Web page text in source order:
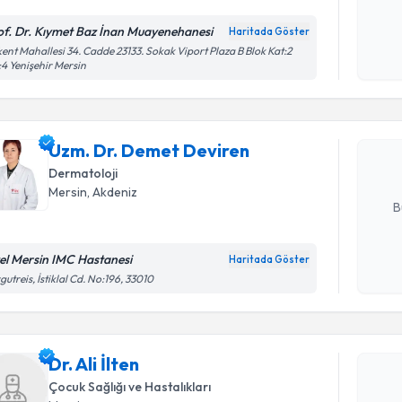
Dr. Kıymet Baz İnan Muayenehanesi Haritada Göster
Mahallesi 34. Cadde 23133. Sokak Viport Plaza B Blok Kat:2
Yenişehir Mersin
Uzm. Dr. Demet Deviren
Dermatoloji
Mersin, Akdeniz
Mersin IMC Hastanesi Haritada Göster
İstiklal Cd. No:196, 33010
Dr. Ali İlten
Çocuk Sağlığı ve Hastalıkları